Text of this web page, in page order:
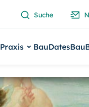
Suche
Praxis BauDates